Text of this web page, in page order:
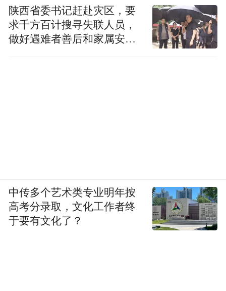
陕西省委书记赶赴灾区，要
求千方百计搜寻失联人员，
做好遇难者善后和家属安抚
中传多个艺术类专业明年按
高考分录取，文化工作者终
于要有文化了？